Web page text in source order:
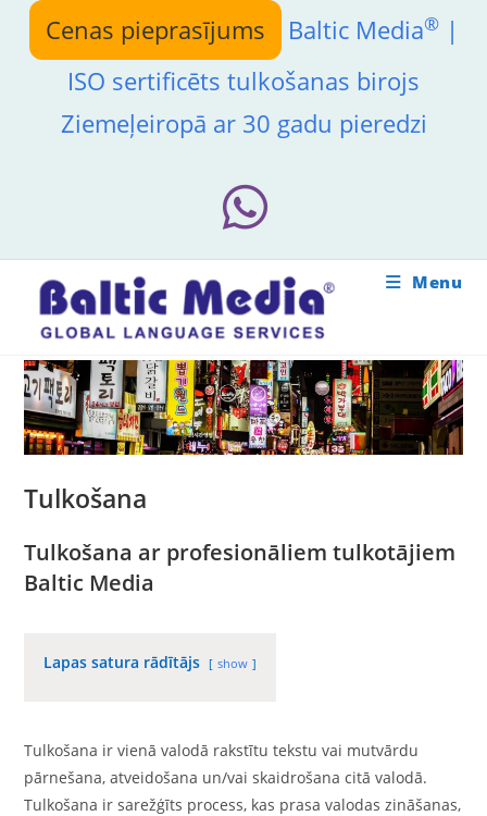
content
Cenas pieprasījums Baltic Media®|
ISO sertificēts tulkošanas birojs
Ziemeļeiropā ar 30 gadu pieredzi
Menu
Tulkošana
Tulkošana ar profesionāliem tulkotājiem
Baltic Media
Lapas satura rādītājs show
Tulkošana ir vienā valodā rakstītu tekstu vai mutvārdu
pārnešana, atveidošana un/vai skaidrošana citā valodā.
Tulkošana ir sarežģīts process, kas prasa valodas zināšanas,